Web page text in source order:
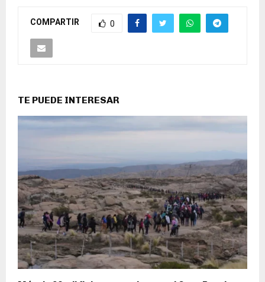
COMPARTIR 0
TE PUEDE INTERESAR